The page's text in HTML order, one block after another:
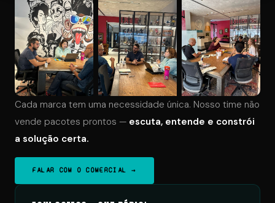
Cada marca tem uma necessidade única. Nosso time não
vende pacotes prontos — escuta, entende e constrói
a solução certa.
FALAR COM O COMERCIAL →